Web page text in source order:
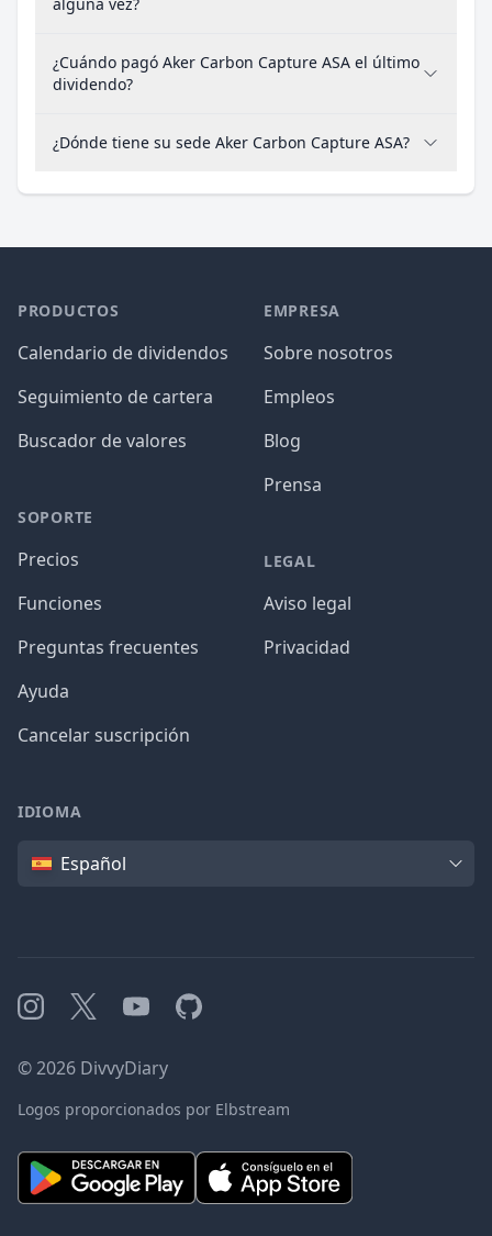
¿Cuándo pagó Aker Carbon Capture ASA el último
dividendo?
¿Dónde tiene su sede Aker Carbon Capture ASA?
PRODUCTOS
Calendario de dividendos
Seguimiento de cartera
Buscador de valores
SOPORTE
Precios
Funciones
Preguntas frecuentes
Ayuda
Cancelar suscripción
EMPRESA
Sobre nosotros
Empleos
Blog
Prensa
LEGAL
Aviso legal
Privacidad
IDIOMA
IdiomaEspañol
Instagram
X YouTubeGitHub
©2026 DivvyDiary
Logos proporcionados por Elbstream